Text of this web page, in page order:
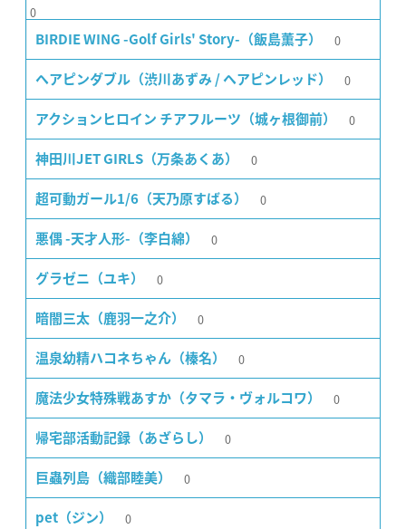
0
BIRDIE WING -Golf Girls' Story-（飯島薫子） 0
ヘアピンダブル（渋川あずみ / ヘアピンレッド） 0
アクションヒロイン チアフルーツ（城ヶ根御前） 0
神田川JET GIRLS（万条あくあ） 0
超可動ガール1/6（天乃原すばる） 0
悪偶 -天才人形-（李白綿） 0
グラゼニ（ユキ） 0
暗闇三太（鹿羽一之介） 0
温泉幼精ハコネちゃん（榛名） 0
魔法少女特殊戦あすか（タマラ・ヴォルコワ） 0
帰宅部活動記録（あざらし） 0
巨蟲列島（織部睦美） 0
pet（ジン） 0